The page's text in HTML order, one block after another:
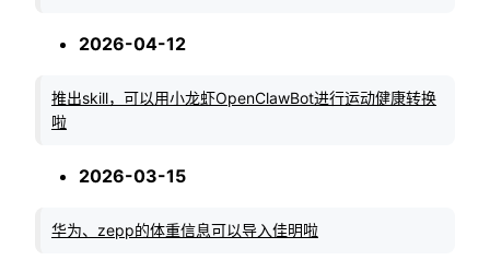
2026-04-12
推出skill，可以用小龙虾OpenClawBot进行运动健康转换
啦
2026-03-15
华为、zepp的体重信息可以导入佳明啦